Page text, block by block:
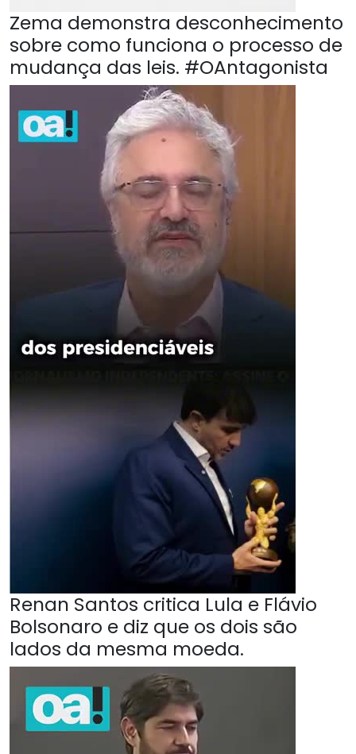
Zema demonstra desconhecimento
sobre como funciona o processo de
mudança das leis. #OAntagonista
Renan Santos critica Lula e Flávio
Bolsonaro e diz que os dois são
lados da mesma moeda.